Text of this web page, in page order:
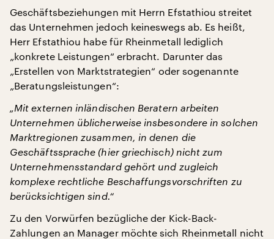
Geschäftsbeziehungen mit Herrn Efstathiou streitet
das Unternehmen jedoch keineswegs ab. Es heißt,
Herr Efstathiou habe für Rheinmetall lediglich
„konkrete Leistungen“ erbracht. Darunter das
„Erstellen von Marktstrategien“ oder sogenannte
„Beratungsleistungen“:
„Mit externen inländischen Beratern arbeiten
Unternehmen üblicherweise insbesondere in solchen
Marktregionen zusammen, in denen die
Geschäftssprache (hier griechisch) nicht zum
Unternehmensstandard gehört und zugleich
komplexe rechtliche Beschaffungsvorschriften zu
berücksichtigen sind.“
Zu den Vorwürfen bezügliche der Kick-Back-
Zahlungen an Manager möchte sich Rheinmetall nicht